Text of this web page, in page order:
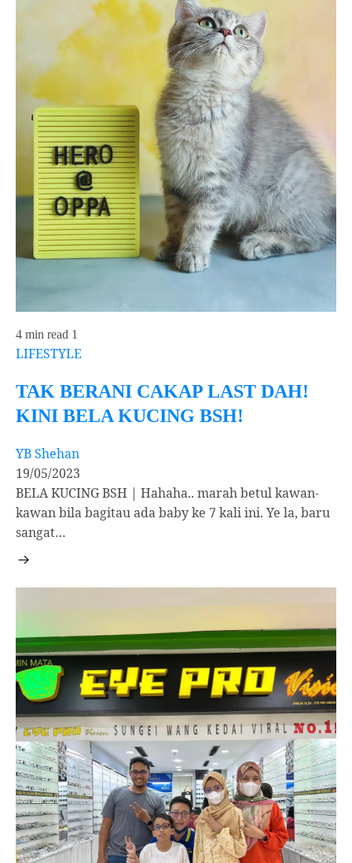
4 min read 1
LIFESTYLE
TAK BERANI CAKAP LAST DAH!
KINI BELA KUCING BSH!
YB Shehan
19/05/2023
BELA KUCING BSH | Hahaha.. marah betul kawan-
kawan bila bagitau ada baby ke 7 kali ini. Ye la, baru
sangat…